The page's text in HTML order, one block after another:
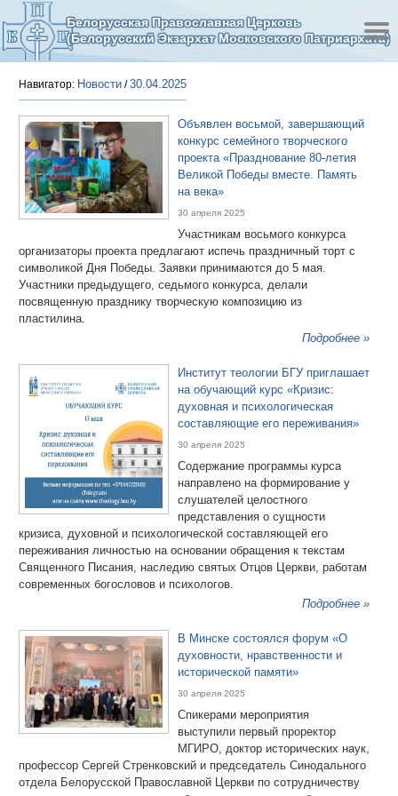
Белорусская Православная Церковь
(Белорусский Экзархат Московского Патриархата)
Навигатор: Новости /30.04.2025
Объявлен восьмой, завершающий
конкурс семейного творческого
проекта «Празднование 80-летия
Великой Победы вместе. Память
на века»
30 апреля 2025
Участникам восьмого конкурса
организаторы проекта предлагают испечь праздничный торт с
символикой Дня Победы. Заявки принимаются до 5 мая.
Участники предыдущего, седьмого конкурса,­ делали
посвященную празднику творческую композицию из
пластилина.
Подробнее »
Институт теологии БГУ приглашает
на обучающий курс «Кризис:
духовная и психологическая
составляющие его переживания»
30 апреля 2025
Содержание программы курса
направлено на формирование у
слушателей целостного
представления о сущности
кризиса, духовной и психологической составляющей его
переживания личностью на основании обращения к текстам
Священного Писания, наследию святых Отцов Церкви, работам
современных богословов и психологов.
Подробнее »
В Минске состоялся форум «О
духовности, нравственности и
исторической памяти»
30 апреля 2025
Спикерами мероприятия
выступили первый проректор
МГИРО, доктор исторических наук,
профессор Сергей Стренковский и председатель Синодального
отдела Белорусской Православной Церкви по сотрудничеству